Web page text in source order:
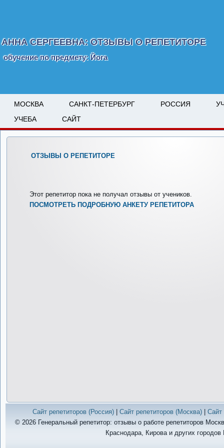
АННА СЕРГЕЕВНА: ОТЗЫВЫ О РЕПЕТИТОРЕ
обучение по предмету: Йога
МОСКВА САНКТ-ПЕТЕРБУРГ РОССИЯ
УЧЕБА
САЙТ
ОТЗЫВЫ О РЕПЕТИТОРЕ
Этот репетитор пока не получал отзывы от учеников.
ПОСМОТРЕТЬ ПОДРОБНУЮ АНКЕТУ РЕПЕТИТОРА
Сайт репетиторов (Россия)| Сайт репетиторов (Москва)| Сайт
© 2026 Генеральный репетитор: отзывы о работе репетиторов
Краснодара, Кирова и других городов